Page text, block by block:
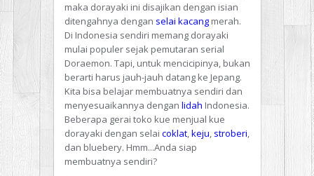
maka dorayaki ini disajikan dengan isian
ditengahnya dengan selai kacangmerah.
Di Indonesia sendiri memang dorayaki
mulai populer sejak pemutaran serial
Doraemon. Tapi, untuk mencicipinya, bukan
berarti harus jauh-jauh datang ke Jepang.
Kita bisa belajar membuatnya sendiri dan
menyesuaikannya dengan lidah Indonesia.
Beberapa gerai toko kue menjual kue
dorayaki dengan selai coklat,keju, stroberi,
dan bluebery. Hmm...Anda siap
membuatnya sendiri?